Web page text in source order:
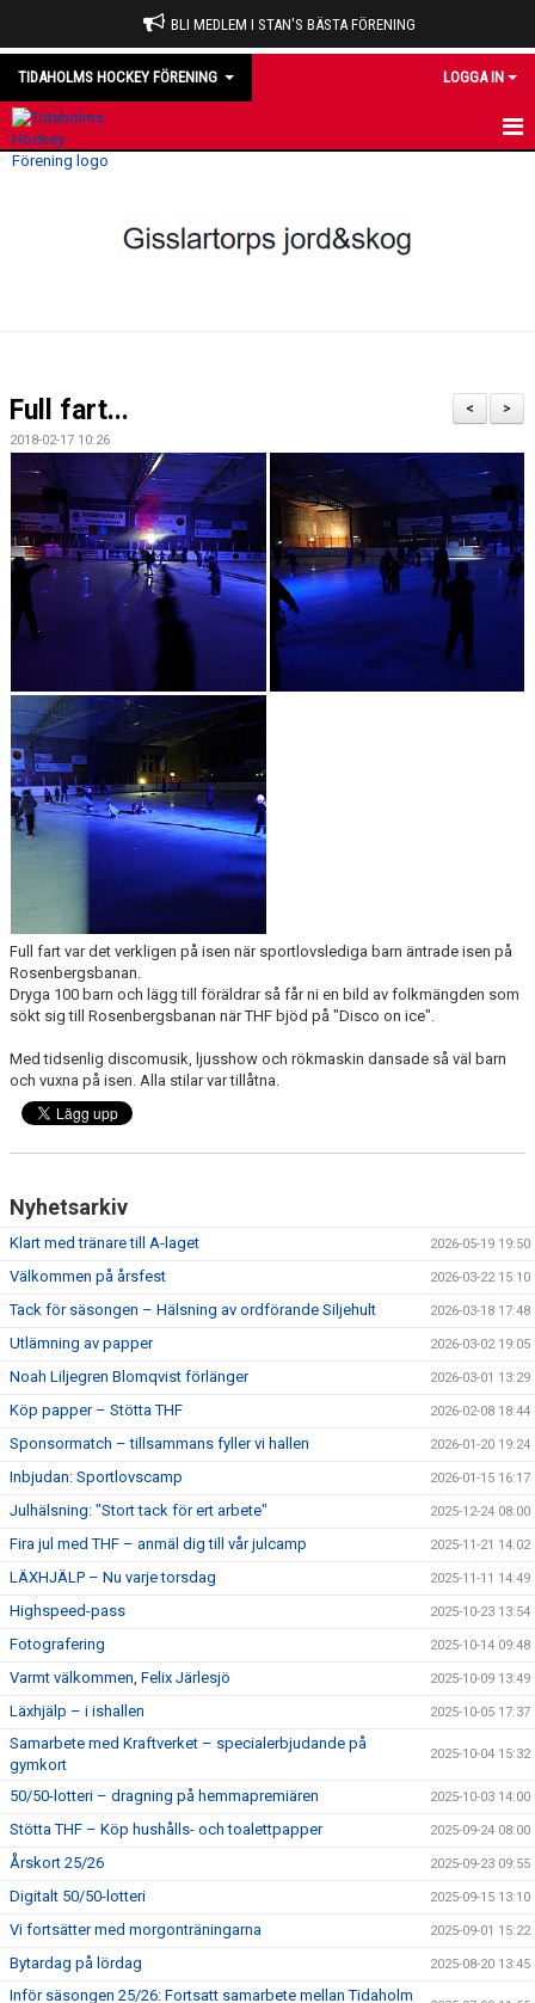
BLI MEDLEM I STAN'S BÄSTA FÖRENING
TIDAHOLMS HOCKEY FÖRENING LOGGA IN
MATCHER
DOMARE
MEDLEM
KIOSKEN
THF UNGDOMSPOLICY - RÖDA TRÅD
PROFILKLÄDER
BILDGALLERI
TRISSBOLAGET
DOKUMENT
ALLMÄNHETENS ÅKNING
FÖRSÄKRING
>
<
Full fart...
2018-02-17 10:26
Full fart var det verkligen på isen när sportlovslediga barn äntrade isen på
Rosenbergsbanan.
Dryga 100 barn och lägg till föräldrar så får ni en bild av folkmängden som
sökt sig till Rosenbergsbanan när THF bjöd på "Disco on ice".
Med tidsenlig discomusik, ljusshow och rökmaskin dansade så väl barn
och vuxna på isen. Alla stilar var tillåtna.
Nyhetsarkiv
Klart med tränare till A-laget 2026-05-19 19:50
Välkommen på årsfest 2026-03-22 15:10
Tack för säsongen – Hälsning av ordförande Siljehult 2026-03-18 17:48
Utlämning av papper 2026-03-02 19:05
Noah Liljegren Blomqvist förlänger 2026-03-01 13:29
Köp papper – Stötta THF 2026-02-08 18:44
Sponsormatch – tillsammans fyller vi hallen 2026-01-20 19:24
Inbjudan: Sportlovscamp 2026-01-15 16:17
Julhälsning: "Stort tack för ert arbete" 2025-12-24 08:00
Fira jul med THF – anmäl dig till vår julcamp 2025-11-21 14:02
LÄXHJÄLP – Nu varje torsdag 2025-11-11 14:49
Highspeed-pass 2025-10-23 13:54
Fotografering 2025-10-14 09:48
Varmt välkommen, Felix Järlesjö 2025-10-09 13:49
Läxhjälp – i ishallen 2025-10-05 17:37
Samarbete med Kraftverket – specialerbjudande på
gymkort
2025-10-04 15:32
50/50-lotteri – dragning på hemmapremiären 2025-10-03 14:00
Stötta THF – Köp hushålls- och toalettpapper 2025-09-24 08:00
Årskort 25/26 2025-09-23 09:55
Digitalt 50/50-lotteri 2025-09-15 13:10
Vi fortsätter med morgonträningarna 2025-09-01 15:22
Bytardag på lördag 2025-08-20 13:45
Inför säsongen 25/26: Fortsatt samarbete mellan Tidaholm